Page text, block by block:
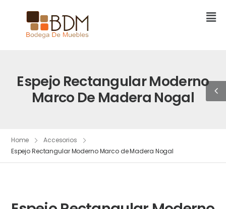
Espejo Rectangular Moderno
Marco De Madera Nogal
Home
Accesorios
Espejo Rectangular Moderno Marco de Madera Nogal